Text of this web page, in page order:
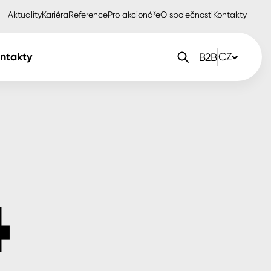
AktualityKariéraReferencePro akcionářeO společnostiKontakty
B2BCZ